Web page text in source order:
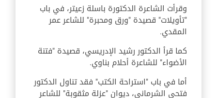
وقرأت الشاعرة الدكتورة باسلة زعيتر، في باب
"تأويلات" قصيدة "ورق ومحبرة" للشاعر عمر
المقدي.
كما قرأ الدكتور رشيد الإدريسي، قصيدة "فتنة
الأضواء" للشاعرة أحلام بناوي.
أما في باب "استراحة الكتب" فقد تناول الدكتور
فتحي الشرماني، ديوان "عزلة مثقوبة" للشاعر